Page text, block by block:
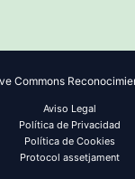
Commons
Aviso Legal
Política de Privacidad
Política de Cookies
Protocol assetjament